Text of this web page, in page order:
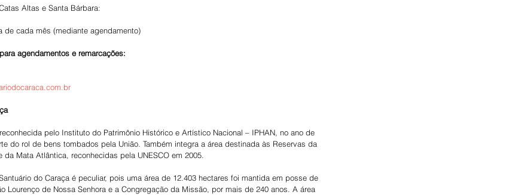
Altas e Santa Bárbara:
de cada mês (mediante agendamento)
agendamentos e remarcações:
pelo Instituto do Patrimônio Histórico e Artístico Nacional – IPHAN, no ano de
do rol de bens tombados pela União. Também integra a área destinada às Reservas da
da Mata Atlântica, reconhecidas pela UNESCO em 2005.
do Caraça é peculiar, pois uma área de 12.403 hectares foi mantida em posse de
Lourenço de Nossa Senhora e a Congregação da Missão, por mais de 240 anos. A área